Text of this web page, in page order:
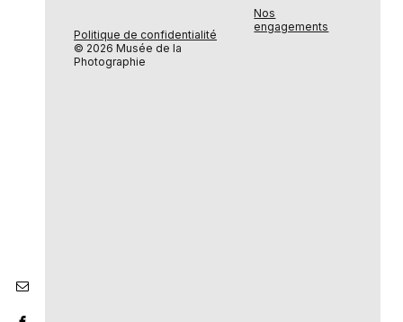
Politique de confidentialité
© 2026 Musée de la
Photographie
Nos
engagements